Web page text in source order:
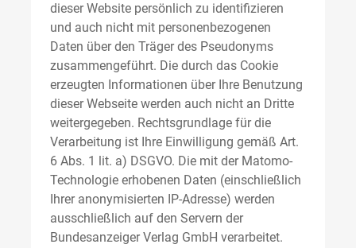
dieser Website persönlich zu identifizieren
und auch nicht mit personenbezogenen
Daten über den Träger des Pseudonyms
zusammengeführt. Die durch das Cookie
erzeugten Informationen über Ihre Benutzung
dieser Webseite werden auch nicht an Dritte
weitergegeben. Rechtsgrundlage für die
Verarbeitung ist Ihre Einwilligung gemäß Art.
6 Abs. 1 lit. a) DSGVO. Die mit der Matomo-
Technologie erhobenen Daten (einschließlich
Ihrer anonymisierten IP-Adresse) werden
ausschließlich auf den Servern der
Bundesanzeiger Verlag GmbH verarbeitet.